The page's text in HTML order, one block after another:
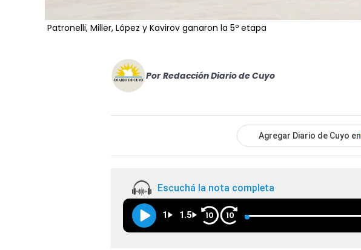
Patronelli, Miller, López y Kavirov ganaron la 5º etapa
Por Redacción Diario de Cuyo
Agregar Diario de Cuyo en
Escuchá la nota completa
1 1.5 10 10